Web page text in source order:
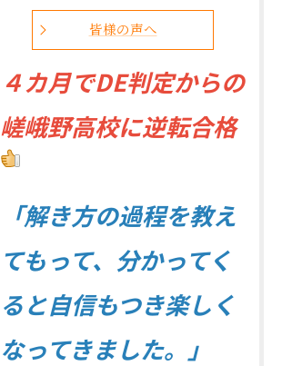
皆様の声へ
４カ月でDE判定からの
嵯峨野高校に逆転合格
「解き方の過程を教え
てもって、分かってく
ると自信もつき楽しく
なってきました。」